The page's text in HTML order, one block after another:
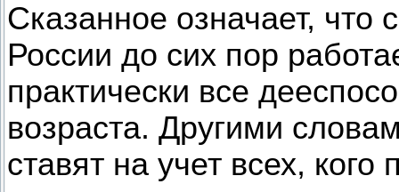
Сказанное означает, что
России до сих пор
практически все
возраста. Другими
ставят на учет всех,